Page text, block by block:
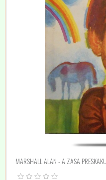
MARSHALL ALAN - A ZASA